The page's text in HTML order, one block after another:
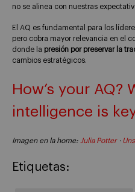
no se alinea con nuestras
El AQ es fundamental para los
pero cobra mayor relevancia en el
donde la presión por preservar la
cambios estratégicos.
How’s your AQ?
intelligence is
Imagen en la home: Julia Potter·
Etiquetas: